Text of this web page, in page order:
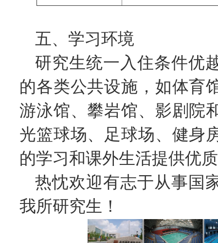
五、学习环境
研究生统一入住条件优
的各类公共设施，如体育
游泳馆、攀岩馆、影剧院
光篮球场、足球场、健身
的学习和课外生活提供优
热忱欢迎有志于从事国
我所研究生！